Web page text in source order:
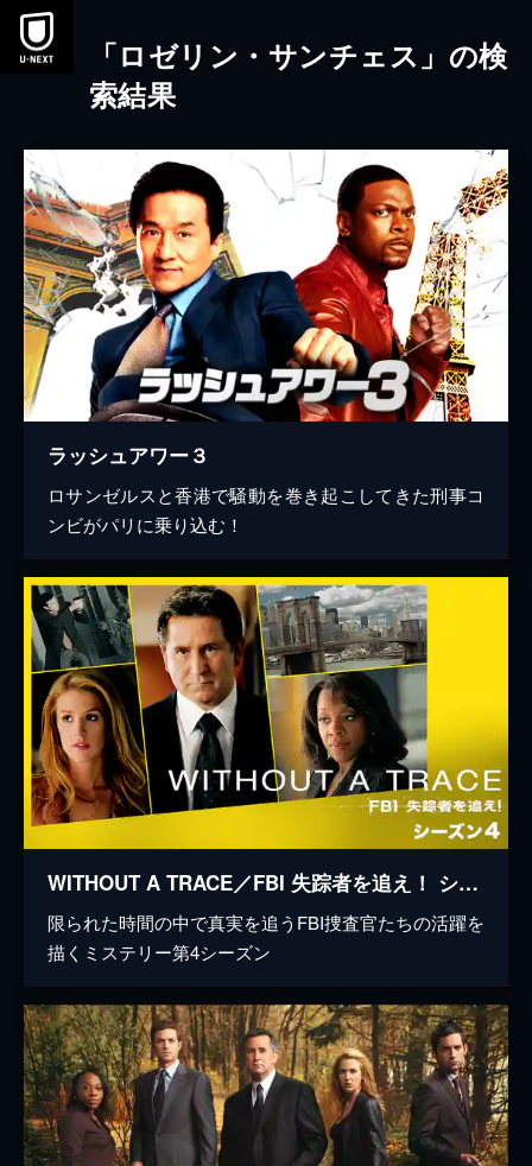
本文へスキップ
「ロゼリン・サンチェス」の検
索結果
ラッシュアワー３
ロサンゼルスと香港で騒動を巻き起こしてきた刑事コ
ンビがパリに乗り込む！
WITHOUT A TRACE／FBI 失踪者を追え！ シーズン4
限られた時間の中で真実を追うFBI捜査官たちの活躍を
描くミステリー第4シーズン